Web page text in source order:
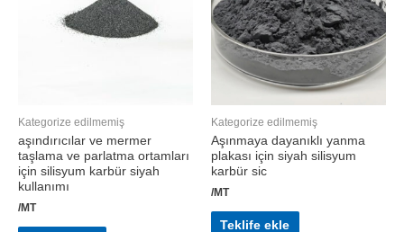
Kategorize edilmemiş
aşındırıcılar ve mermer
taşlama ve parlatma ortamları
için silisyum karbür siyah
kullanımı
/MT
Kategorize edilmemiş
Aşınmaya dayanıklı yanma
plakası için siyah silisyum
karbür sic
/MT
Teklife ekle